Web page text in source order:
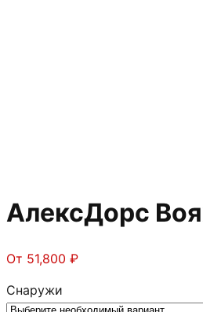
АлексДорс
От 51,800 ₽
Снаружи